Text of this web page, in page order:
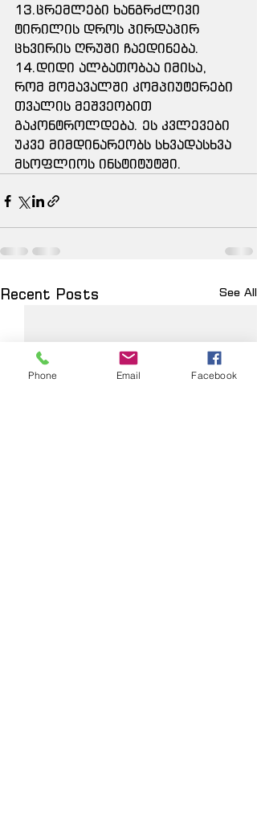
13.ცრემლები ხანგრძლივი
ტირილის დროს პირდაპირ
ცხვირის ღრუში ჩაედინება.
14.დიდი ალბათობაა იმისა,
რომ მომავალში კომპიუტერები
თვალის მეშვეობით
გაკონტროლდება. ეს კვლევები
უკვე მიმდინარეობს სხვადასხვა
მსოფლიოს ინსტიტუტში.
Recent Posts See All
Phone Email Facebook